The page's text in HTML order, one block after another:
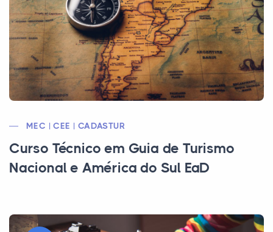
MEC | CEE | CADASTUR
Curso Técnico em Guia de Turismo
Nacional e América do Sul EaD